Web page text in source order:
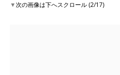
▼次の画像は下へスクロール (2/17)